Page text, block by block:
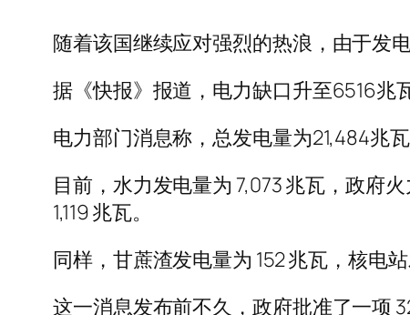
随着该国继续应对强烈的热浪，由于发
据《快报》报道，电力缺口升至6516兆
电力部门消息称，总发电量为21,484兆
目前，水力发电量为 7,073 兆瓦，政府
1,119 兆瓦。
同样，甘蔗渣发电量为 152 兆瓦，核电站
这一消息发布前不久，政府批准了一项